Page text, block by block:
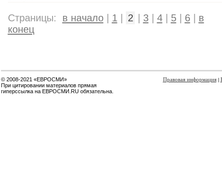
Страницы: в начало| 1 2 3| 4| 5| 6| в
конец
© 2008-2021 «ЕВРОСМИ»
При цитировании материалов прямая
гиперссылка на ЕВРОСМИ.RU обязательна.
Правовая информация|